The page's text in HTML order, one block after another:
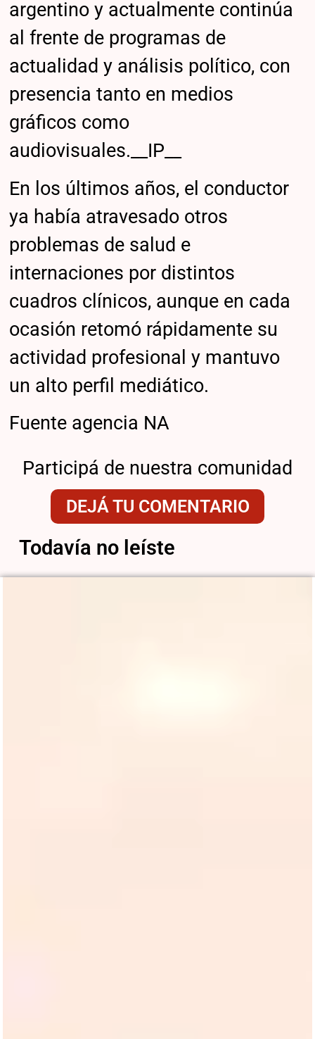
argentino y actualmente continúa
al frente de programas de
actualidad y análisis político, con
presencia tanto en medios
gráficos como
audiovisuales.__IP__
En los últimos años, el conductor
ya había atravesado otros
problemas de salud e
internaciones por distintos
cuadros clínicos, aunque en cada
ocasión retomó rápidamente su
actividad profesional y mantuvo
un alto perfil mediático.
Fuente agencia NA
Participá de nuestra comunidad
DEJÁ TU COMENTARIO
Todavía no leíste